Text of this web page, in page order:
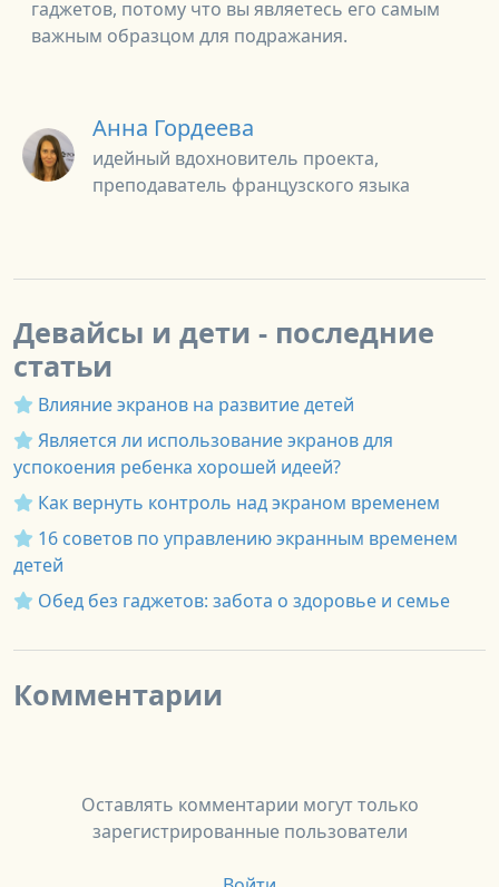
гаджетов, потому что вы являетесь его самым
важным образцом для подражания.
Анна Гордеева
идейный вдохновитель проекта,
преподаватель французского языка
Девайсы и дети - последние
статьи
Влияние экранов на развитие детей
Является ли использование экранов для
успокоения ребенка хорошей идеей?
Как вернуть контроль над экраном временем
16 советов по управлению экранным временем
детей
Обед без гаджетов: забота о здоровье и семье
Комментарии
Оставлять комментарии могут только
зарегистрированные пользователи